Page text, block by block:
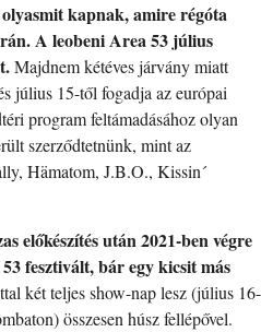
kapnak, amire régóta
A leobeni Area 53 július
Majdnem kétéves járvány miatt
július 15-től fogadja az európai
program feltámadásához olyan
szerződtetnünk, mint az
Hämatom, J.B.O., Kissin´
előkészítés után 2021-ben végre
fesztivált, bár egy kicsit más
két teljes show-nap lesz (július 16-
összesen húsz fellépővel.